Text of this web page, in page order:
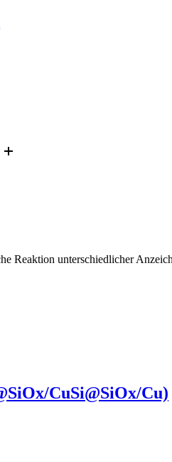
Reaktion unterschiedlicher
CuSi@SiOx​/Cu)